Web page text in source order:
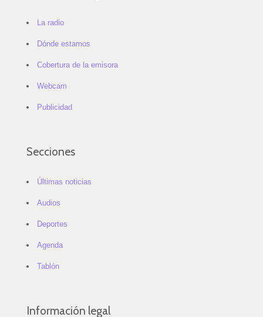
La radio
Dónde estamos
Cobertura de la emisora
Webcam
Publicidad
Secciones
Últimas noticias
Audios
Deportes
Agenda
Tablón
Información legal